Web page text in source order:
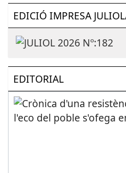
EDICIÓ IMPRESA
EDITORIAL